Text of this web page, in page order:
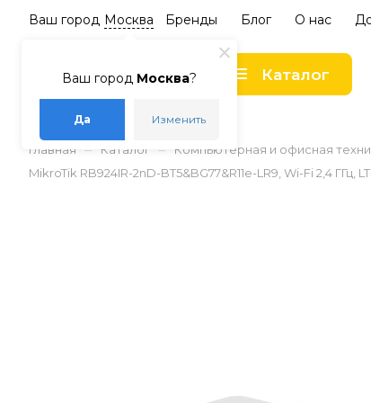
Ваш город Москва?
Да Изменить
Ваш город Москва Бренды Блог О нас
Каталог
Главная – Каталог – Компьютерная и офисная
MikroTik RB924IR-2nD-BT5&BG77&R11e-LR9, Wi-Fi 2,4 ГГц,